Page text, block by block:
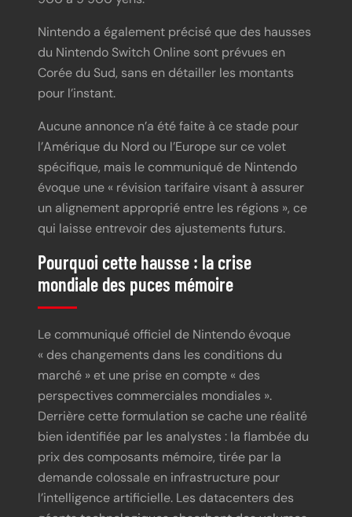
Nintendo a également précisé que des hausses
du Nintendo Switch Online sont prévues en
Corée du Sud, sans en détailler les montants
pour l’instant.
Aucune annonce n’a été faite à ce stade pour
l’Amérique du Nord ou l’Europe sur ce volet
spécifique, mais le communiqué de Nintendo
évoque une « révision tarifaire visant à assurer
un alignement approprié entre les régions », ce
qui laisse entrevoir des ajustements futurs.
Pourquoi cette hausse : la crise
mondiale des puces mémoire
Le communiqué officiel de Nintendo évoque
« des changements dans les conditions du
marché » et une prise en compte « des
perspectives commerciales mondiales ».
Derrière cette formulation se cache une réalité
bien identifiée par les analystes : la flambée du
prix des composants mémoire, tirée par la
demande colossale en infrastructure pour
l’intelligence artificielle. Les datacenters des